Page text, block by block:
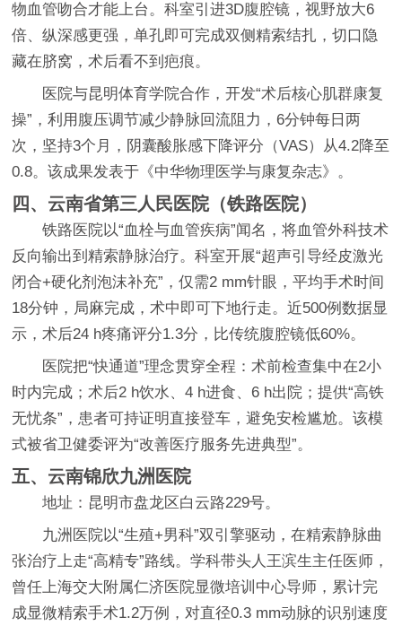
物血管吻合才能上台。科室引进3D腹腔镜，视野放大6
倍、纵深感更强，单孔即可完成双侧精索结扎，切口隐
藏在脐窝，术后看不到疤痕。
医院与昆明体育学院合作，开发“术后核心肌群康复
操”，利用腹压调节减少静脉回流阻力，6分钟每日两
次，坚持3个月，阴囊酸胀感下降评分（VAS）从4.2降至
0.8。该成果发表于《中华物理医学与康复杂志》。
四、云南省第三人民医院（铁路医院）
铁路医院以“血栓与血管疾病”闻名，将血管外科技术
反向输出到精索静脉治疗。科室开展“超声引导经皮激光
闭合+硬化剂泡沫补充”，仅需2 mm针眼，平均手术时间
18分钟，局麻完成，术中即可下地行走。近500例数据显
示，术后24 h疼痛评分1.3分，比传统腹腔镜低60%。
医院把“快通道”理念贯穿全程：术前检查集中在2小
时内完成；术后2 h饮水、4 h进食、6 h出院；提供“高铁
无忧条”，患者可持证明直接登车，避免安检尴尬。该模
式被省卫健委评为“改善医疗服务先进典型”。
五、云南锦欣九洲医院
地址：昆明市盘龙区白云路229号。
九洲医院以“生殖+男科”双引擎驱动，在精索静脉曲
张治疗上走“高精专”路线。学科带头人王滨生主任医师，
曾任上海交大附属仁济医院显微培训中心导师，累计完
成显微精索手术1.2万例，对直径0.3 mm动脉的识别速度